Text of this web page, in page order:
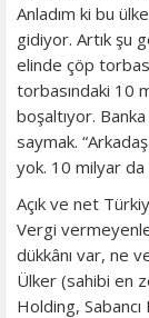
Anladım ki bu
gidiyor. Artık şu
elinde çöp
torbasındaki 10
boşaltıyor.
saymak.
yok. 10 milyar
Açık ve net
Vergi
dükkânı var, ne
Ülker (sahibi en
Holding,